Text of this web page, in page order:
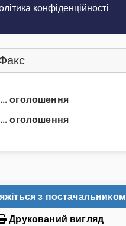
конфіденційності
оголошення
оголошення
з постачальником
Друкований вигляд